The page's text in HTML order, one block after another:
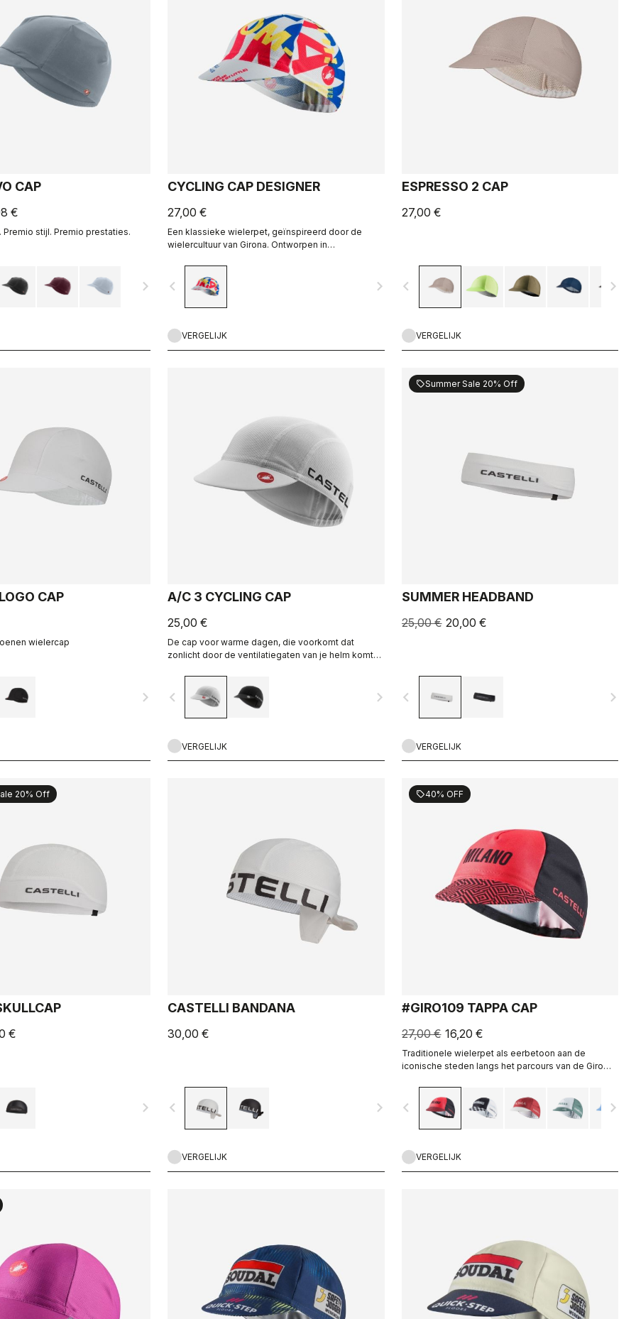
CAP
€
stijl. Premio prestaties.
navigate_next
CYCLING CAP DESIGNER
27,00 €
Een klassieke wielerpet, geïnspireerd door de
wielercultuur van Girona. Ontworpen in
navigate_before navigate_next
VERGELIJK
ESPRESSO 2 CAP
27,00 €
navigate_before navigate_next
VERGELIJK
CAP
wielercap
navigate_next
A/C 3 CYCLING CAP
25,00 €
De cap voor warme dagen, die voorkomt dat
zonlicht door de ventilatiegaten van je helm komt
navigate_before navigate_next
VERGELIJK
sellSummer Sale 20% Off
SUMMER HEADBAND
25,00 € 20,00 €
navigate_before navigate_next
VERGELIJK
20% Off
€
navigate_next
CASTELLI BANDANA
30,00 €
navigate_before navigate_next
VERGELIJK
sell40% OFF
#GIRO109 TAPPA CAP
27,00 € 16,20 €
Traditionele wielerpet als eerbetoon aan de
iconische steden langs het parcours van de Giro
navigate_before navigate_next
VERGELIJK